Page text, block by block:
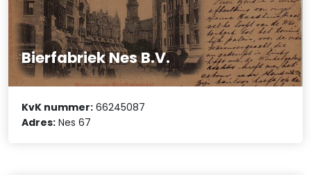
Bierfabriek Nes B.V.
KvK nummer: 66245087
Adres: Nes 67